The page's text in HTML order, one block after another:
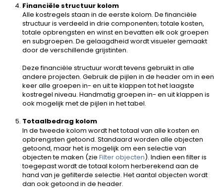
Financiële structuur kolom
Alle kostregels staan in de eerste kolom. De financiële
structuur is verdeeld in drie componenten; totale kosten,
totale opbrengsten en winst en bevatten elk ook groepen
en subgroepen. De gelaagdheid wordt visueler gemaakt
door de verschillende grijstinten.
Deze financiële structuur wordt tevens gebruikt in alle
andere projecten. Gebruik de pijlen in de header om in een
keer alle groepen in- en uit te klappen tot het laagste
kostregel niveau. Handmatig groepen in- en uit klappen is
ook mogelijk met de pijlen in het tabel.
Totaalbedrag kolom
In de tweede kolom wordt het totaal van alle kosten en
opbrengsten getoond. Standaard worden alle objecten
getoond, maar het is mogelijk om een selectie van
objecten te maken (zie Filter objecten). Indien een filter is
toegepast wordt de totaal kolom herberekend aan de
hand van je gefilterde selectie. Het aantal objecten wordt
dan ook getoond in de header.